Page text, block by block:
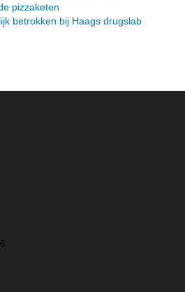
pizzaketen
betrokken bij Haags drugslab